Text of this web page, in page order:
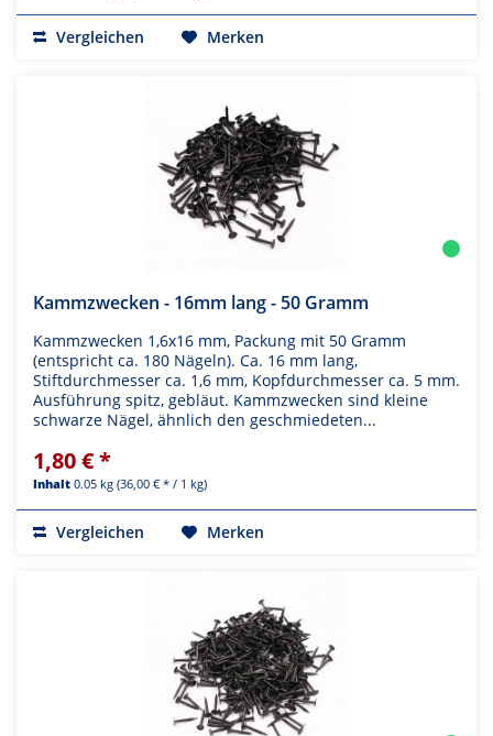
Vergleichen Merken
Kammzwecken - 16mm lang - 50 Gramm
Kammzwecken 1,6x16 mm, Packung mit 50 Gramm
(entspricht ca. 180 Nägeln). Ca. 16 mm lang,
Stiftdurchmesser ca. 1,6 mm, Kopfdurchmesser ca. 5 mm.
Ausführung spitz, gebläut. Kammzwecken sind kleine
schwarze Nägel, ähnlich den geschmiedeten...
1,80 € *
Inhalt 0.05 kg (36,00 € * / 1 kg)
Vergleichen Merken